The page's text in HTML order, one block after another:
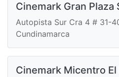
Cinemark Gran Plaza
Autopista Sur Cra 4 # 31-
Cundinamarca
Cinemark Micentro